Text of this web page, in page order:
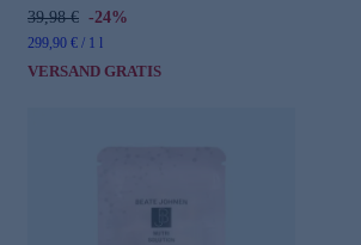
39,98 € -24%
299,90 € / 1 l
VERSAND GRATIS